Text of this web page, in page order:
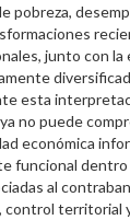
pobreza,
junto con la
esta
no puede
económica
funcional
al
control territorial